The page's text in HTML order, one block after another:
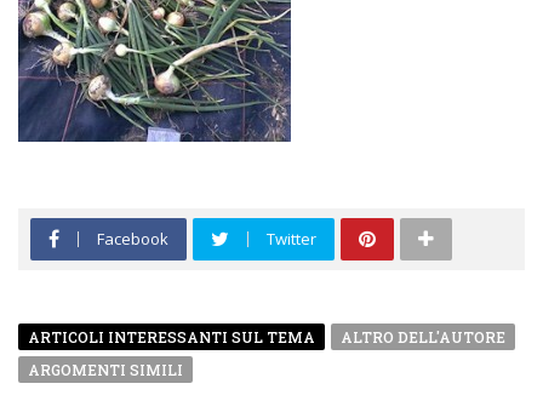
Facebook Twitter
ARTICOLI INTERESSANTI SUL TEMA
ALTRO DELL'AUTORE
ARGOMENTI SIMILI